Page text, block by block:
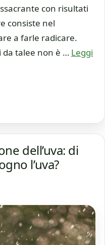
con risultati
consiste nel
a farle radicare.
talee non è … Leggi
dell’uva: di
l’uva?